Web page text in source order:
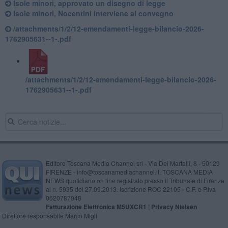
Isole minori, approvato un disegno di legge
Isole minori, Nocentini interviene al convegno
/attachments/1/2/12-emendamenti-legge-bilancio-2026-
1762905631--1-.pdf
/attachments/1/2/12-emendamenti-legge-bilancio-2026-
1762905631--1-.pdf
Editore Toscana Media Channel srl - Via Dei Martelli, 8 - 50129
FIRENZE - info@toscanamediachannel.it. TOSCANA MEDIA
NEWS quotidiano on line registrato presso il Tribunale di Firenze
al n. 5935 del 27.09.2013. Iscrizione ROC 22105 - C.F. e P.Iva
0620787048
Fatturazione Elettronica M5UXCR1 | Privacy Nielsen
Direttore responsabile Marco Migli